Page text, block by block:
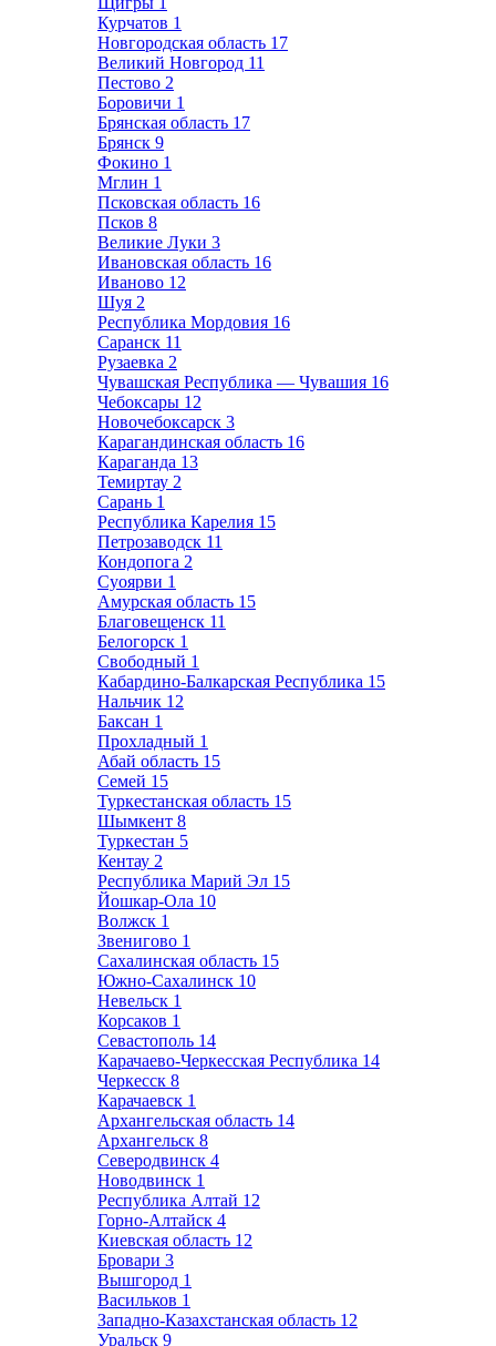
Курчатов 1
Новгородская область 17
Великий Новгород 11
Пестово 2
Боровичи 1
Брянская область 17
Брянск 9
Фокино 1
Мглин 1
Псковская область 16
Псков 8
Великие Луки 3
Ивановская область 16
Иваново 12
Шуя 2
Республика Мордовия 16
Саранск 11
Рузаевка 2
Чувашская Республика — Чувашия 16
Чебоксары 12
Новочебоксарск 3
Карагандинская область 16
Караганда 13
Темиртау 2
Сарань 1
Республика Карелия 15
Петрозаводск 11
Кондопога 2
Суоярви 1
Амурская область 15
Благовещенск 11
Белогорск 1
Свободный 1
Кабардино-Балкарская Республика 15
Нальчик 12
Баксан 1
Прохладный 1
Абай область 15
Семей 15
Туркестанская область 15
Шымкент 8
Туркестан 5
Кентау 2
Республика Марий Эл 15
Йошкар-Ола 10
Волжск 1
Звенигово 1
Сахалинская область 15
Южно-Сахалинск 10
Невельск 1
Корсаков 1
Севастополь 14
Карачаево-Черкесская Республика 14
Черкесск 8
Карачаевск 1
Архангельская область 14
Архангельск 8
Северодвинск 4
Новодвинск 1
Республика Алтай 12
Горно-Алтайск 4
Киевская область 12
Бровари 3
Вышгород 1
Васильков 1
Западно-Казахстанская область 12
Уральск 9